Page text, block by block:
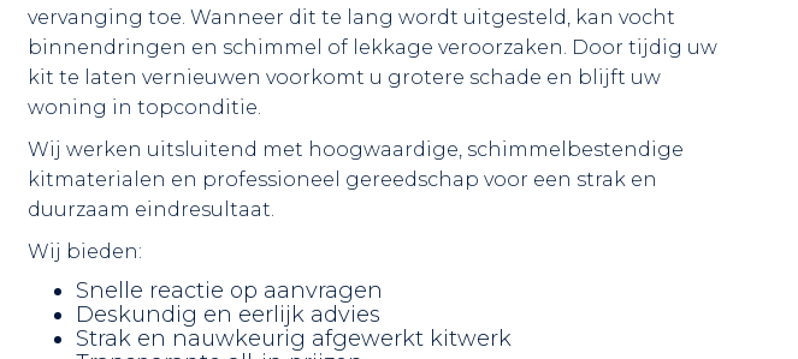
vervanging toe. Wanneer dit te lang wordt uitgesteld, kan vocht
binnendringen en schimmel of lekkage veroorzaken. Door tijdig uw
kit te laten vernieuwen voorkomt u grotere schade en blijft uw
woning in topconditie.
Wij werken uitsluitend met hoogwaardige, schimmelbestendige
kitmaterialen en professioneel gereedschap voor een strak en
duurzaam eindresultaat.
Wij bieden:
Snelle reactie op aanvragen
Deskundig en eerlijk advies
Strak en nauwkeurig afgewerkt kitwerk